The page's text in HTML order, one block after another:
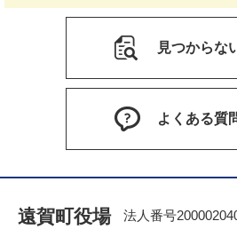
見つからな
よくある質
遠賀町役場
法人番号